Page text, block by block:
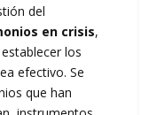
del
en crisis,
los
efectivo. Se
que han